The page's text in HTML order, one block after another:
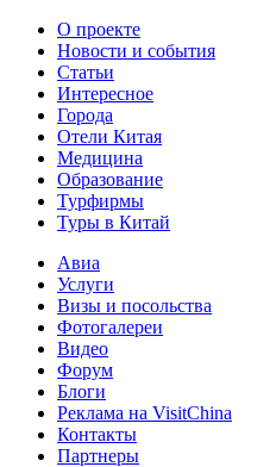
О проекте
Новости и события
Статьи
Интересное
Города
Отели Китая
Медицина
Образование
Турфирмы
Туры в Китай
Авиа
Услуги
Визы и посольства
Фотогалереи
Видео
Форум
Блоги
Реклама на VisitChina
Контакты
Партнеры